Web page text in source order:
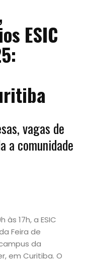
ESIC
vagas de
a comunidade
17h, a ESIC
Feira de
da
em Curitiba. O